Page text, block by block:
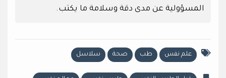
المسؤولية عن مدى دقة وسلامة ما يكتب.
علم نفس طب صحة سلاسل